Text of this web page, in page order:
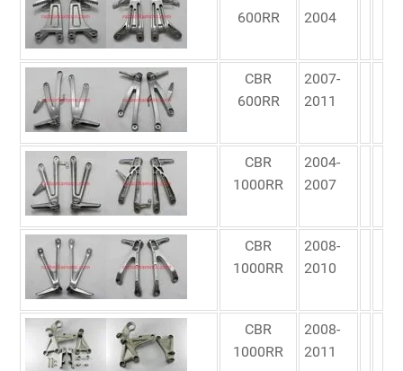
600RR
2004
CBR
600RR
2007-
2011
CBR
1000RR
2004-
2007
CBR
1000RR
2008-
2010
CBR
1000RR
2008-
2011